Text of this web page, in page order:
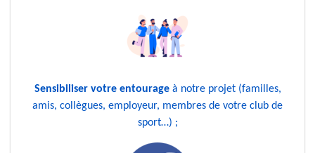
Sensibiliser votre entourageà notre projet (familles,
amis, collègues, employeur, membres de votre club de
sport…) ;